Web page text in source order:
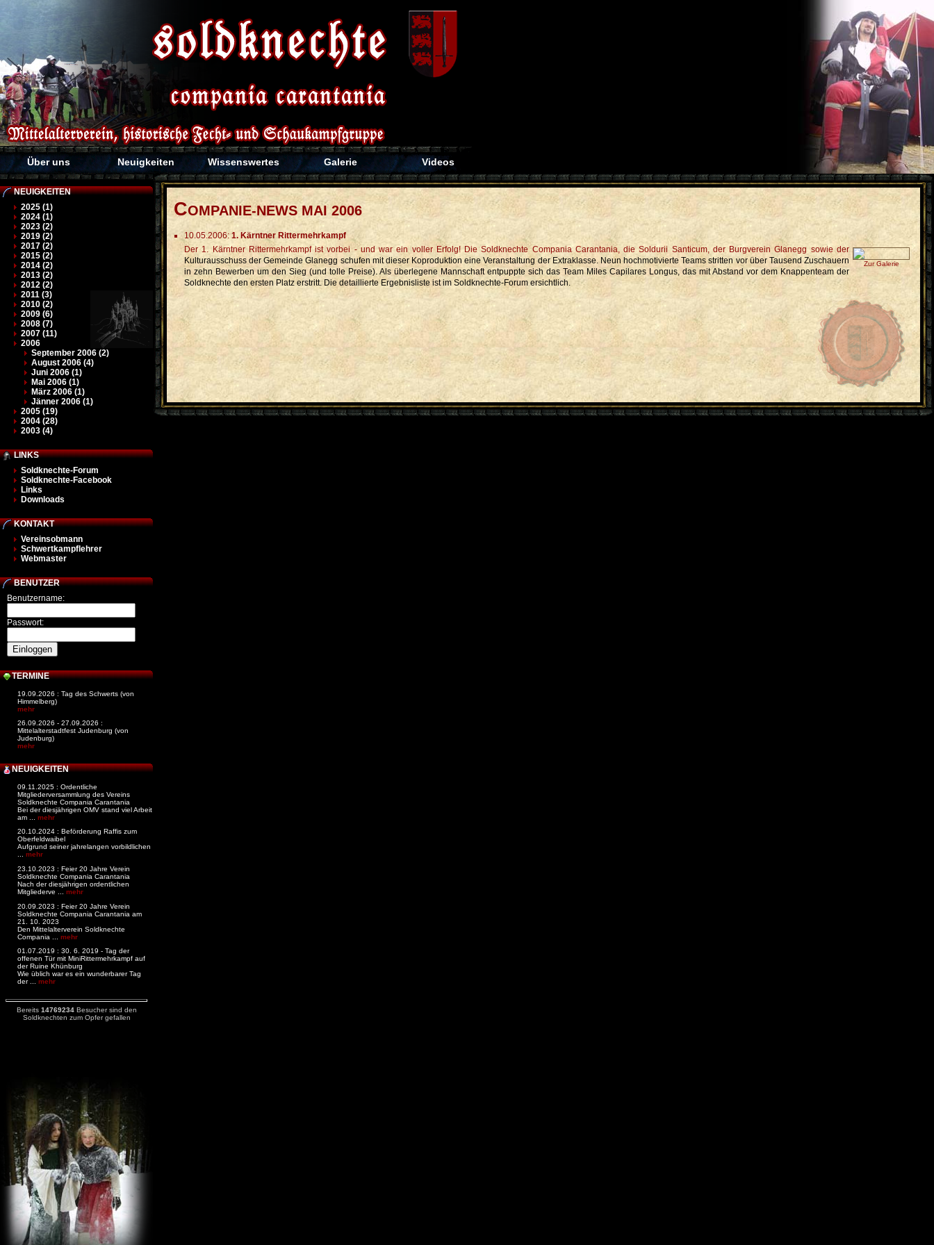
Über uns Neuigkeiten Wissenswertes Galerie Videos
NEUIGKEITEN
2025 (1)
2024 (1)
2023 (2)
2019 (2)
2017 (2)
2015 (2)
2014 (2)
2013 (2)
2012 (2)
2011 (3)
2010 (2)
2009 (6)
2008 (7)
2007 (11)
2006
September 2006 (2)
August 2006 (4)
Juni 2006 (1)
Mai 2006 (1)
März 2006 (1)
Jänner 2006 (1)
2005 (19)
2004 (28)
2003 (4)
LINKS
Soldknechte-Forum
Soldknechte-Facebook
Links
Downloads
KONTAKT
Vereinsobmann
Schwertkampflehrer
Webmaster
BENUTZER
Benutzername:
Passwort:
TERMINE
19.09.2026 : Tag des Schwerts (von
Himmelberg)
mehr
26.09.2026 - 27.09.2026 :
Mittelalterstadtfest Judenburg (von
Judenburg)
mehr
NEUIGKEITEN
09.11.2025 : Ordentliche
Mitgliederversammlung des Vereins
Soldknechte Compania Carantania
Bei der diesjährigen OMV stand viel Arbeit
am ... mehr
20.10.2024 : Beförderung Raffis zum
Oberfeldwaibel
Aufgrund seiner jahrelangen vorbildlichen
... mehr
23.10.2023 : Feier 20 Jahre Verein
Soldknechte Compania Carantania
Nach der diesjährigen ordentlichen
Mitgliederve ... mehr
20.09.2023 : Feier 20 Jahre Verein
Soldknechte Compania Carantania am
21. 10. 2023
Den Mittelalterverein Soldknechte
Compania ... mehr
01.07.2019 : 30. 6. 2019 - Tag der
offenen Tür mit MiniRittermehrkampf auf
der Ruine Khünburg
Wie üblich war es ein wunderbarer Tag
der ... mehr
Bereits 14769234Besucher sind den
Soldknechten zum Opfer gefallen
COMPANIE-NEWS MAI 2006
10.05.2006: 1. Kärntner Rittermehrkampf
Zur Galerie
Der 1. Kärntner Rittermehrkampf ist vorbei - und war ein voller Erfolg! Die Soldknechte Compania Carantania, die Soldurii Santicum, der Burgverein Glanegg sowie der
Kulturausschuss der Gemeinde Glanegg schufen mit dieser Koproduktion eine Veranstaltung der Extraklasse. Neun hochmotivierte Teams stritten vor über Tausend Zuschauern
in zehn Bewerben um den Sieg (und tolle Preise). Als überlegene Mannschaft entpuppte sich das Team Miles Capilares Longus, das mit Abstand vor dem Knappenteam der
Soldknechte den ersten Platz erstritt. Die detaillierte Ergebnisliste ist im Soldknechte-Forum ersichtlich.